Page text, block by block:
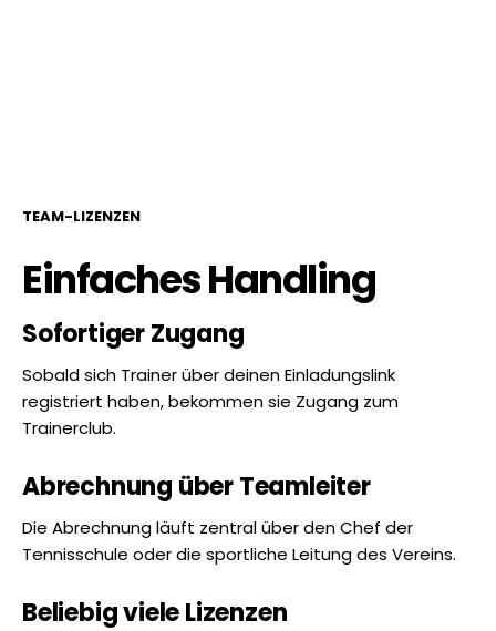
TEAM-LIZENZEN
Einfaches Handling
Sofortiger Zugang
Sobald sich Trainer über deinen Einladungslink
registriert haben, bekommen sie Zugang zum
Trainerclub.
Abrechnung über Teamleiter
Die Abrechnung läuft zentral über den Chef der
Tennisschule oder die sportliche Leitung des Vereins.
Beliebig viele Lizenzen